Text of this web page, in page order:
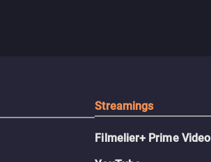
Streamings
Filmelier+ Prime Video